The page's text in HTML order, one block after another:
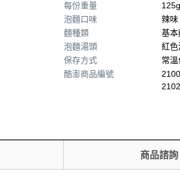
每份重量
125g
泡麵口味
辣味
麵種類
基本
泡麵湯頭
紅色
保存方式
常
酷澎商品編號
商品諮詢